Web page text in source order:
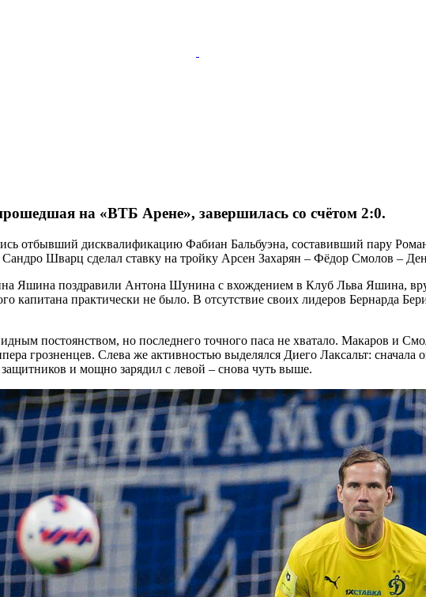
на «ВТБ Арене», завершилась со счётом 2:0.
отбывший дисквалификацию Фабиан Бальбуэна, составивший пару
Шварц сделал ставку на тройку Арсен Захарян – Фёдор Смолов –
Яшина поздравили Антона Шунина с вхождением в Клуб Льва Яшина,
капитана практически не было. В отсутствие своих лидеров Бернарда
постоянством, но последнего точного паса не хватало. Макаров и
грозненцев. Слева же активностью выделялся Диего Лаксальт:
и мощно зарядил с левой – снова чуть выше.